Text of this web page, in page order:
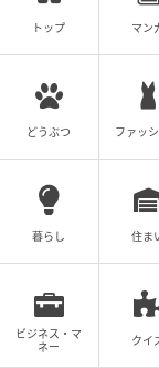
お問い合わせ先
本記事は、美
ST」は16年以
イフスタイルを
編集／上條典子
次の記事
ひ
トップ マン
どうぶつ ファッ
暮らし 住ま
ビジネス・マ
ネー
クイ